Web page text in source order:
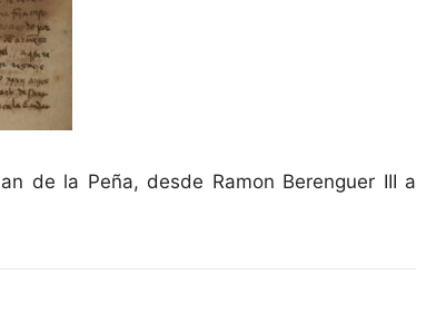
de la Peña, desde Ramon Berenguer III a